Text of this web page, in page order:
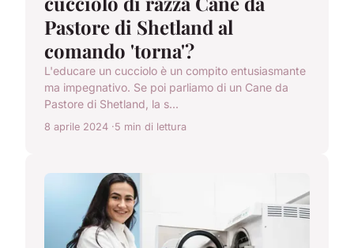
Pastore di Shetland al
comando 'torna'?
L'educare un cucciolo è un compito entusiasmante
ma impegnativo. Se poi parliamo di un Cane da
Pastore di Shetland, la s...
8 aprile 2024 5 min di lettura